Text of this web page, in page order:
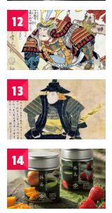
12
13
14